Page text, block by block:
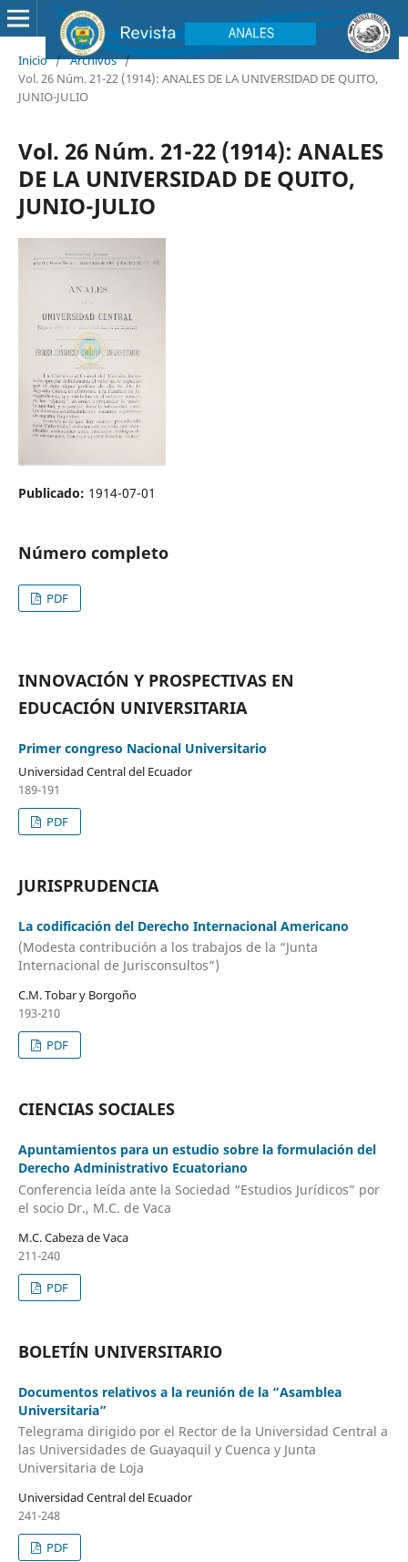
Inicio / Archivos /
Vol. 26 Núm. 21-22 (1914): ANALES DE LA UNIVERSIDAD DE QUITO,
JUNIO-JULIO
Vol. 26 Núm. 21-22 (1914): ANALES
DE LA UNIVERSIDAD DE QUITO,
JUNIO-JULIO
Publicado: 1914-07-01
Número completo
PDF
INNOVACIÓN Y PROSPECTIVAS EN
EDUCACIÓN UNIVERSITARIA
Primer congreso Nacional Universitario
Universidad Central del Ecuador
189-191
PDF
JURISPRUDENCIA
La codificación del Derecho Internacional Americano
(Modesta contribución a los trabajos de la “Junta
Internacional de Jurisconsultos”)
C.M. Tobar y Borgoño
193-210
PDF
CIENCIAS SOCIALES
Apuntamientos para un estudio sobre la formulación del
Derecho Administrativo Ecuatoriano
Conferencia leída ante la Sociedad “Estudios Jurídicos” por
el socio Dr., M.C. de Vaca
M.C. Cabeza de Vaca
211-240
PDF
BOLETÍN UNIVERSITARIO
Documentos relativos a la reunión de la “Asamblea
Universitaria”
Telegrama dirigido por el Rector de la Universidad Central a
las Universidades de Guayaquil y Cuenca y Junta
Universitaria de Loja
Universidad Central del Ecuador
241-248
PDF